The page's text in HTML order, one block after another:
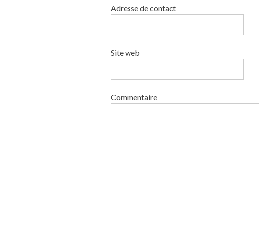
Adresse de contact
Site web
Commentaire